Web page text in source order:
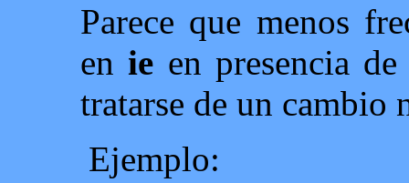
Parece que menos
en ie en presencia
tratarse de un cambio
Ejemplo: